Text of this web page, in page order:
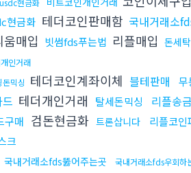
usdc현금화
현금화 테더코인판매함 국내거래소
매입 빗썸fds푸는법 리플매입 돈세탁
인거래
돈믹싱 테더코인계좌이체 블테판매 무
테더개인거래 탈세돈믹싱 리플송
구매 검돈현금화 트론삽니다
리플코인
크
국내거래소fds뚫어주는곳 국내거래소fds우회하